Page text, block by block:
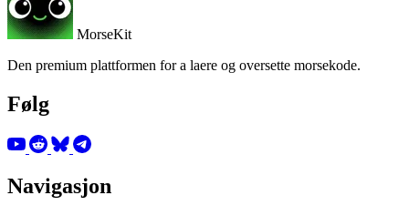
MorseKit
Den premium plattformen for a laere og oversette morsekode.
Følg
Navigasjon